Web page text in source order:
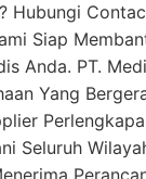
Hubungi
Siap
Anda. PT.
Yang
Seluruh